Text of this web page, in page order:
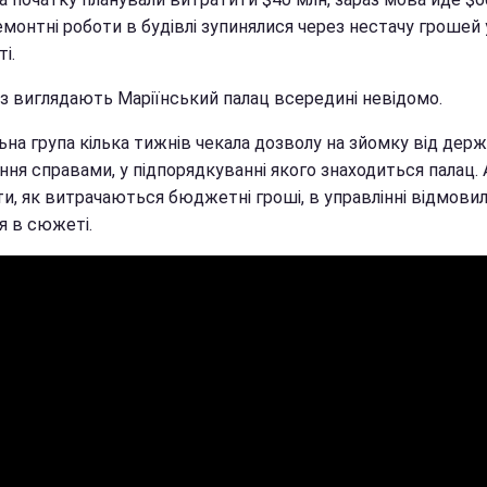
роботи в будівлі зупинялися через нестачу грошей
виглядають Маріїнський палац всередині невідомо.
група кілька тижнів чекала дозволу на зйомку від
справами, у підпорядкуванні якого знаходиться палац.
як витрачаються бюджетні гроші, в управлінні
в сюжеті.